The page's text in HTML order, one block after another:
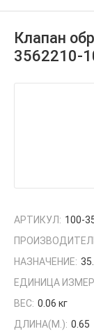
Клапан
3562210-
АРТИКУЛ: 100-
НАЗНАЧЕНИЕ:
ЕДИНИЦА
ВЕС: 0.06 кг
ДЛИНА(М.): 0.65